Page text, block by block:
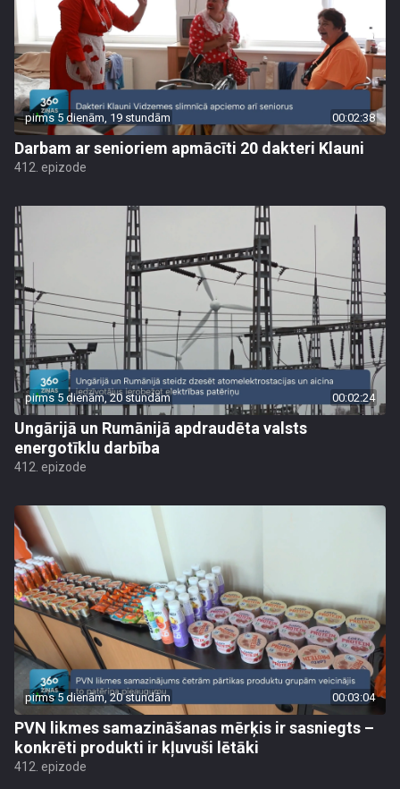
pirms 5 dienām, 19 stundām 00:02:38
Darbam ar senioriem apmācīti 20 dakteri Klauni
412. epizode
pirms 5 dienām, 20 stundām 00:02:24
Ungārijā un Rumānijā apdraudēta valsts
energotīklu darbība
412. epizode
pirms 5 dienām, 20 stundām 00:03:04
PVN likmes samazināšanas mērķis ir sasniegts –
konkrēti produkti ir kļuvuši lētāki
412. epizode